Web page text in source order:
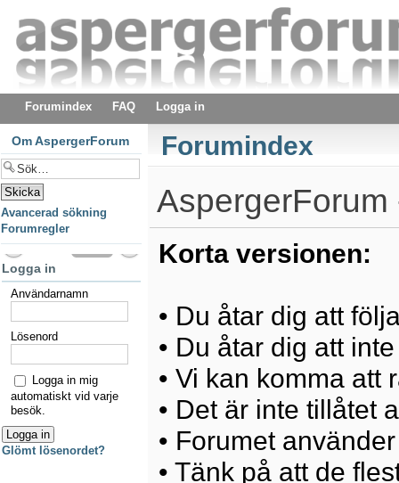
Forumindex FAQ Logga in
Forumindex
AspergerForum
Korta versionen:
• Du åtar dig att
• Du åtar dig att
• Vi kan komma att
• Det är inte tillåtet
• Forumet
• Tänk på att de
Om AspergerForum
Avancerad sökning
Forumregler
Logga in
Användarnamn
Lösenord
Logga in mig
automatiskt vid varje
besök.
Glömt lösenordet?